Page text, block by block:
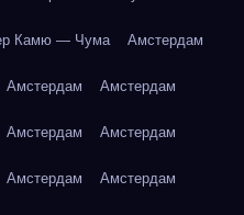
Камю — Чума Амстердам
Амстердам Амстердам
Амстердам Амстердам
Амстердам Амстердам